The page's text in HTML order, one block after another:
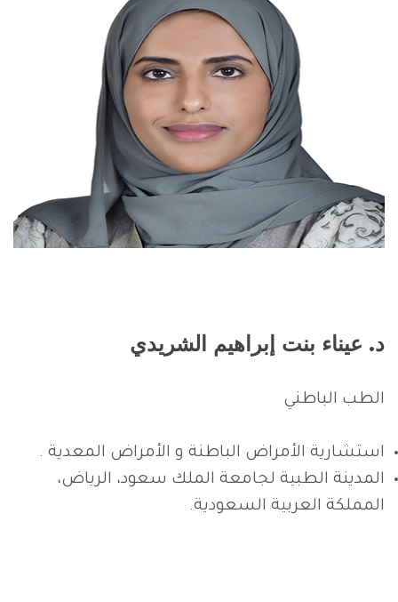
د. عيناء بنت إبراهيم الشريدي
الطب الباطني
استشارية الأمراض الباطنة و الأمراض المعدية .
المدينة الطبية لجامعة الملك سعود، الرياض،
المملكة العربية السعودية.